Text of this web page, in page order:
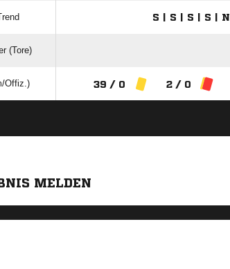
S | S | S | S | N
(Tore)
Offiz.) 39 / 0 2 / 0
MELDEN